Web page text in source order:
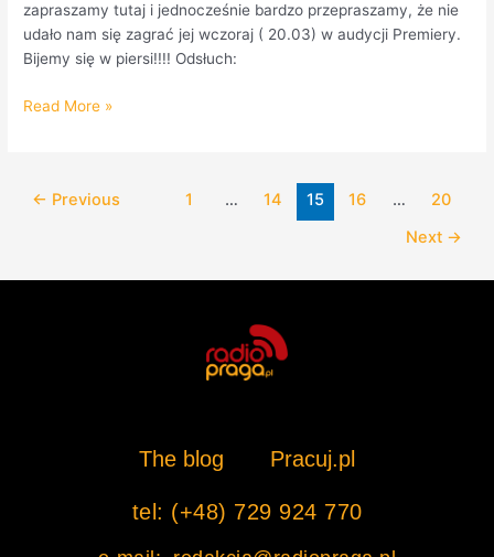
zapraszamy tutaj i jednocześnie bardzo przepraszamy, że nie
udało nam się zagrać jej wczoraj ( 20.03) w audycji Premiery.
Bijemy się w piersi!!!! Odsłuch:
Read More »
← Previous 1 … 14 15 16 …
20
Next →
The blog Pracuj.pl
tel: (+48) 729 924 770